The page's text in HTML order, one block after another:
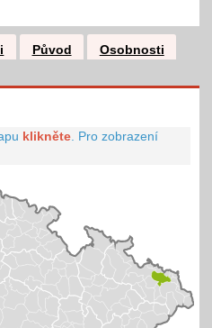
Původ
Osobnosti
klikněte Pro zobrazení